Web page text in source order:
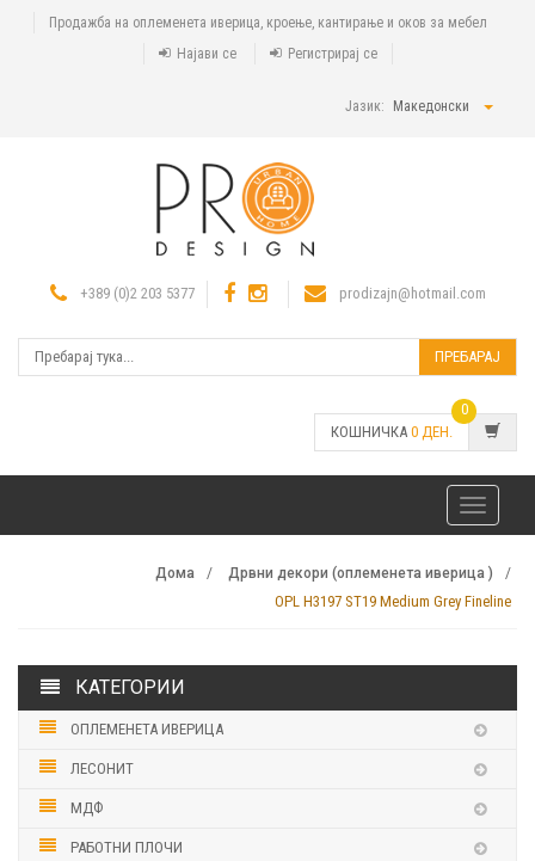
Продажба на оплеменета иверица, кроење, кантирање и оков за мебел
Најави се
Регистрирај се
Јазик: Македонски
+389 (0)2 203 5377 prodizajn@hotmail.com
ПРЕБАРАЈ
КОШНИЧКА 0 ДЕН.
0
Toggle
navigation
Дома Дрвни декори (оплеменета иверица )
OPL H3197 ST19 Medium Grey Fineline
КАТЕГОРИИ
ОПЛЕМЕНЕТА ИВЕРИЦА
ЛЕСОНИТ
МДФ
РАБОТНИ ПЛОЧИ